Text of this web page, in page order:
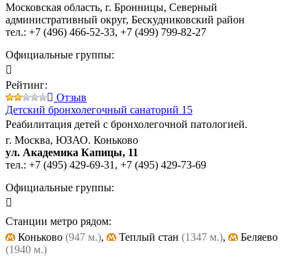
Московская область, г. Бронницы, Северный
административный округ, Бескудниковский район
тел.: +7 (496) 466-52-33, +7 (499) 799-82-27
Официальные группы:
Рейтинг:
Отзыв
Детский бронхолегочный санаторий 15
Реабилитация детей с бронхолегочной патологией.
г. Москва, ЮЗАО. Коньково
ул. Академика Капицы, 11
тел.: +7 (495) 429-69-31 , +7 (495) 429-73-69
Официальные группы:
Станции метро рядом:
Коньково (947 м.), Теплый стан (1347 м.),
Беляево
(1940 м.)